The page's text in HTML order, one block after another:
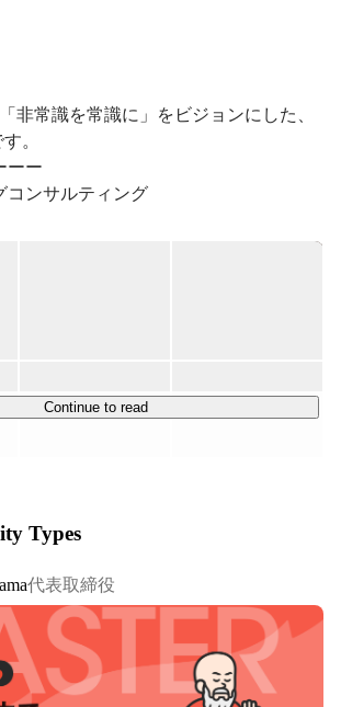
ひ連絡ください！！笑
非常識を常識に」をビジョンにした、
。
ーー
ンサルティング
ビジネスを次のステージへと導きま
弊社の年間広告予算20億
に渡るKPIを分析します。
トを通して、常に新規事業が生み出し
ら推進のチャンスを積極的に与え、プロ
からマネジメントまで幅広く手掛ける
Continue to read
Types
代表取締役